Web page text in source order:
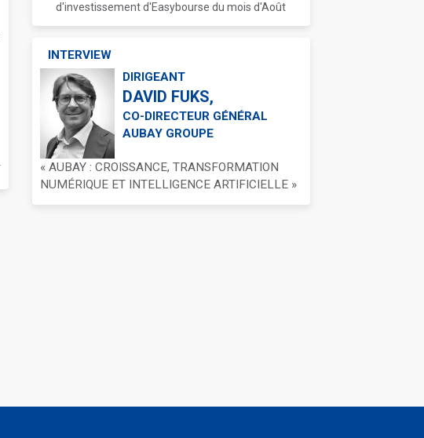
d'investissement d'Easybourse du mois d'Août
INTERVIEW
DIRIGEANT
DAVID FUKS,
CO-DIRECTEUR GÉNÉRAL
AUBAY GROUPE
« AUBAY : CROISSANCE, TRANSFORMATION
NUMÉRIQUE ET INTELLIGENCE ARTIFICIELLE »